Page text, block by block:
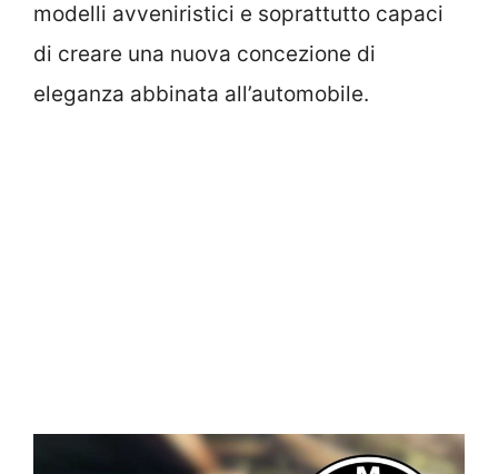
modelli avveniristici e soprattutto capaci
di creare una nuova concezione di
eleganza abbinata all’automobile.